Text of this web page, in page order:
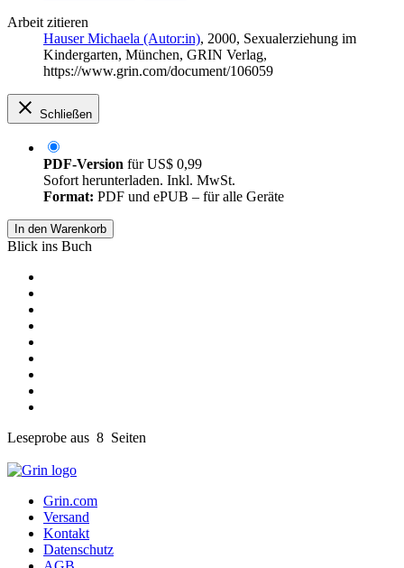
Arbeit zitieren
Hauser Michaela (Autor:in), 2000, Sexualerziehung im
Kindergarten, München, GRIN Verlag,
https://www.grin.com/document/106059
Schließen
PDF-Version fürUS$ 0,99
Sofort herunterladen. Inkl. MwSt.
Format: PDF und ePUB – für alle Geräte
In den Warenkorb
Blick ins Buch
Leseprobe aus 8 Seiten
Grin.com
Versand
Kontakt
Datenschutz